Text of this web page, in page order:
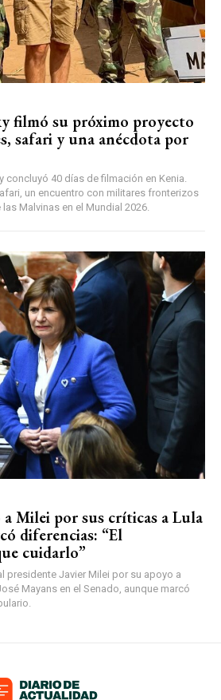
filmó su próximo proyecto
safari y una anécdota por
concluyó 40 días de filmación en Kenia.
un encuentro con militares fronterizos
Malvinas en el Mundial 2026.
Milei por sus críticas a Lula
diferencias: “El
cuidarlo”
presidente Javier Milei por su apoyo a
Mayans en el Senado, aunque marcó